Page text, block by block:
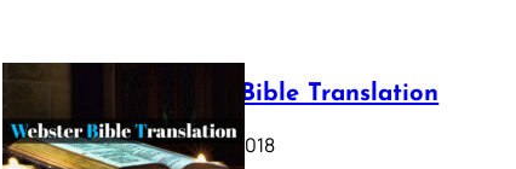
Webster Bible Translation
October 11, 2018